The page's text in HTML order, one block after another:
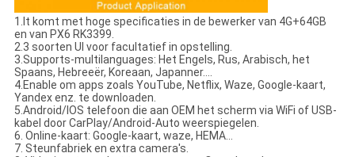
1.It komt met hoge specificaties in de bewerker van 4G+64GB
en van PX6 RK3399.
2.3 soorten UI voor facultatief in opstelling.
3.Supports-multilanguages: Het Engels, Rus, Arabisch, het
Spaans, Hebreeër, Koreaan, Japanner….
4.Enable om apps zoals YouTube, Netflix, Waze, Google-kaart,
Yandex enz. te downloaden.
5.Android/IOS telefoon die aan OEM het scherm via WiFi of USB-
kabel door CarPlay/Android-Auto weerspiegelen.
6. Online-kaart: Google-kaart, waze, HEMA…
7. Steunfabriek en extra camera's.